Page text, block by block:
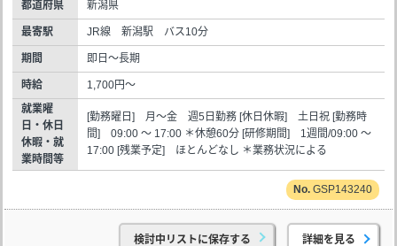
都道府県 新潟県
最寄駅 JR線 新潟駅 バス10分
期間 即日～長期
時給
1,700円～
就業曜
日・休日
休暇・就
業時間等
[勤務曜日] 月～金 週5日勤務 [休日休暇] 土日祝 [勤務時
間] 09:00 ～ 17:00 ＊休憩60分 [研修期間] 1週間/09:00 ～
17:00 [残業予定] ほとんどなし ＊業務状況による
GSP143240
検討中リストに保存する 詳細を見る